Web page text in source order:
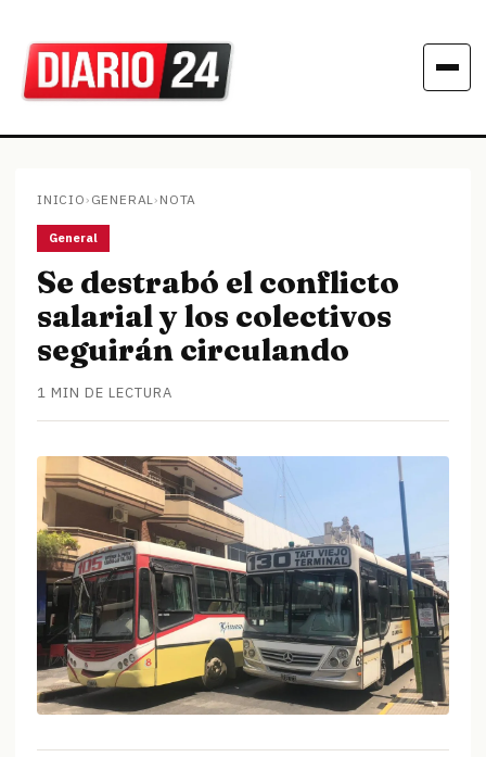
INICIO› GENERAL› NOTA
General
Se destrabó el conflicto
salarial y los colectivos
seguirán circulando
1 MIN DE LECTURA